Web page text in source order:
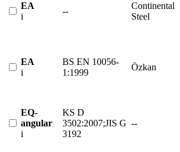
EA
i
--
Continental
Steel
EA
i
BS EN 10056-
1:1999
Özkan
EQ-
angular
i
KS D
3502:2007;JIS G
3192
--